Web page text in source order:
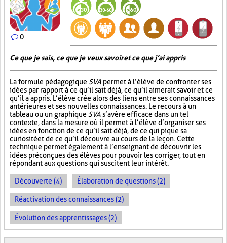
0
Ce que je sais, ce que je veux savoir et ce que j’ai appris
La formule pédagogique SVA permet à l’élève de confronter ses
idées par rapport à ce qu’il sait déjà, ce qu’il aimerait savoir et ce
qu’il a appris. L’élève crée alors des liens entre ses connaissances
antérieures et ses nouvelles connaissances. Le recours à un
tableau ou un graphique SVA s’avère efficace dans un tel
contexte, dans la mesure où il permet à l’élève d’organiser ses
idées en fonction de ce qu’il sait déjà, de ce qui pique sa
curiosité et de ce qu’il découvre au cours de la leçon. Cette
technique permet également à l’enseignant de découvrir les
idées préconçues des élèves pour pouvoir les corriger, tout en
répondant aux questions qui suscitent leur intérêt.
Découverte (4) Élaboration de questions (2)
Réactivation des connaissances (2)
Évolution des apprentissages (2)